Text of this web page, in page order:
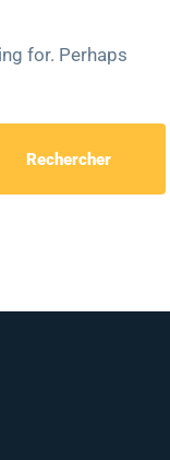
for. Perhaps